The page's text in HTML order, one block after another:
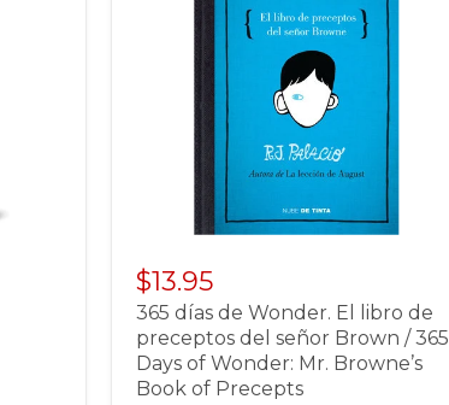
$13.95
365 días de Wonder. El libro de
preceptos del señor Brown / 365
Days of Wonder: Mr. Browne’s
Book of Precepts